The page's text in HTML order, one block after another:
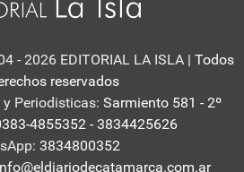
- 2026 EDITORIAL LA ISLA | Todos
reservados
Periodisticas: Sarmiento 581 - 2º
4855352 - 3834425626
3834800352